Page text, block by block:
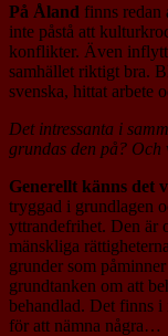
På Åland finns redan
inte påstå att
konflikter. Även
samhället riktigt bra.
svenska, hittat arbete
Det intressanta i
grundas den på?
Generellt känns det
tryggad i grundlagen
yttrandefrihet. Den är
mänskliga
grunder som
grundtanken om att
behandlad. Det finns i
för att nämna några…